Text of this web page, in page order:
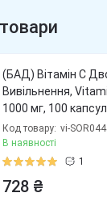
(БАД) Вітамін С
Вивільнення,
1000 мг, 100 капсул
Код товару: vi-
В наявності
1
728 ₴